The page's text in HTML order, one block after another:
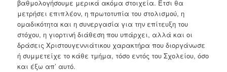
βαθμολογήσουμε μερικά ακόμα στοιχεία. Έτσι θα
μετρήσει επιπλέον, η πρωτοτυπία του στολισμού, η
ομαδικότητα και η συνεργασία για την επίτευξη του
στόχου, η γιορτινή διάθεση που υπάρχει, αλλά και οι
δράσεις Χριστουγεννιάτικου χαρακτήρα που διοργάνωσε
ή συμμετείχε το κάθε τμήμα, τόσο εντός του Σχολείου, όσο
και έξω απ’ αυτό.